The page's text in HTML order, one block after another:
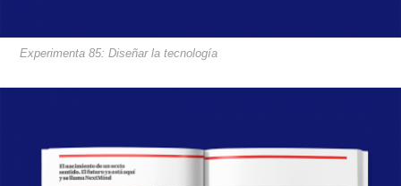
Experimenta 85: Diseñar la tecnología